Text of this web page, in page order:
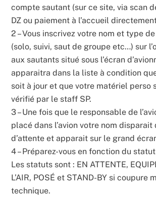
compte sautant (sur ce site, via scan
DZ ou paiement à l’accueil
2 – Vous inscrivez votre nom et type
(solo, suivi, saut de groupe etc…) sur
aux sautants situé sous l’écran
apparaitra dans la liste à condition
soit à jour et que votre matériel perso
vérifié par le staff SP.
3 – Une fois que le responsable de
placé dans l’avion votre nom
d’attente et apparait sur le grand
4 – Préparez-vous en fonction du
Les statuts sont : EN ATTENTE,
L’AIR, POSÉ et STAND-BY si coupure
technique.